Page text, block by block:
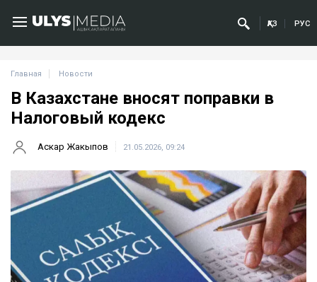
ҚАЗ РУС
Главная Новости
В Казахстане вносят поправки в
Налоговый кодекс
Аскар Жакыпов 21.05.2026, 09:24